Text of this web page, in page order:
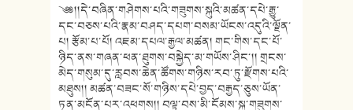
༄༅།།དེ་བཞིན་གཤེགས་པའི་གཟུགས་སྐུའི་མཚན་དཔེ་རྒྱུ་
དང་བཅས་པའི་རྣམ་བཤད་དཔག་བསམ་ཡོངས་འདུའི་ལྗོན་
པ། རྩོམ་པ་པོ། འཇམ་དཔལ་རྒྱལ་མཚན། གང་གིས་དང་པོ་
ཉིད་ནས་གཞན་ཕན་ཐུགས་བསྐྱེད་མ་གཡོས་ཤིང་།། གྲངས་
མེད་གསུམ་དུ་རླབས་ཆེན་ཚོགས་གཉིས་རབ་ཏུ་རྫོགས་པའི་
མཐུས།། མཚན་བཟང་སོ་གཉིས་དཔེ་བྱད་བརྒྱད་ཅུས་ཡོན་
ཏན་མངོན་པར་འཕགས།། བལྟ་བས་མི་ངོམས་སྐུ་གཟུགས་